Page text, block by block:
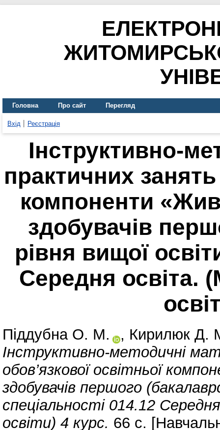
Головна Про сайт Перегляд
Вхід Реєстрація
Інструктивно-
практичних занять
компоненти
здобувачів
рівня вищої
Середня освіта.
Піддубна О. М. , Кирилюк Д.
Інструктивно-методичні
обов’язкової освітньої
здобувачів першого
спеціальності 014.12
освіти) 4 курс. 66 с.